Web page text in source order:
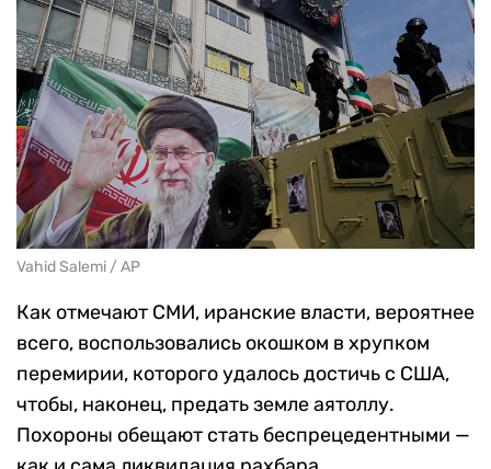
Vahid Salemi / AP
Как отмечают СМИ, иранские власти, вероятнее
всего, воспользовались окошком в хрупком
перемирии, которого удалось достичь с США,
чтобы, наконец, предать земле аятоллу.
Похороны обещают стать беспрецедентными —